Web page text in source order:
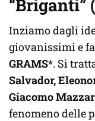
“Briganti”
Inziamo dagli
giovanissimi e
GRAMS*. Si
Salvador,
Giacomo
fenomeno delle